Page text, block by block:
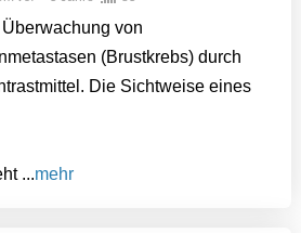
von
(Brustkrebs) durch
Die Sichtweise eines
...mehr